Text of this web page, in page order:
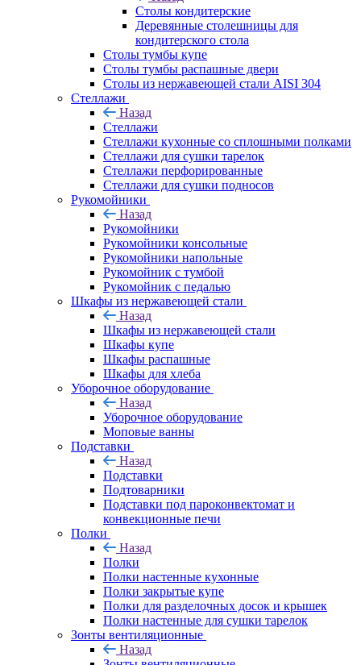
Столы кондитерские
Деревянные столешницы для
кондитерского стола
Столы тумбы купе
Столы тумбы распашные двери
Столы из нержавеющей стали AISI 304
Стеллажи
Назад
Стеллажи
Стеллажи кухонные со сплошными полками
Стеллажи для сушки тарелок
Стеллажи перфорированные
Стеллажи для сушки подносов
Рукомойники
Назад
Рукомойники
Рукомойники консольные
Рукомойники напольные
Рукомойник с тумбой
Рукомойник с педалью
Шкафы из нержавеющей стали
Назад
Шкафы из нержавеющей стали
Шкафы купе
Шкафы распашные
Шкафы для хлеба
Уборочное оборудование
Назад
Уборочное оборудование
Моповые ванны
Подставки
Назад
Подставки
Подтоварники
Подставки под пароконвектомат и
конвекционные печи
Полки
Назад
Полки
Полки настенные кухонные
Полки закрытые купе
Полки для разделочных досок и крышек
Полки настенные для сушки тарелок
Зонты вентиляционные
Назад